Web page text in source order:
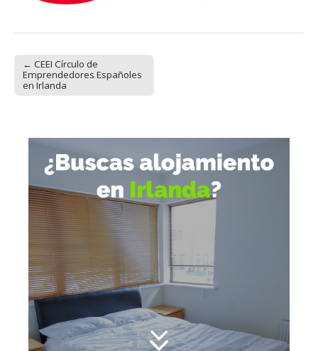
Post navigation
← CEEI Círculo de
Emprendedores Españoles
en Irlanda